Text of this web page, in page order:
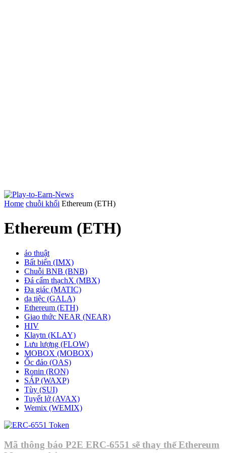
Home chuỗi khối Ethereum (ETH)
Ethereum (ETH)
ảo thuật
Bất biến (IMX)
Chuỗi BNB (BNB)
Đá cẩm thạchX (MBX)
Đa giác (MATIC)
dạ tiệc (GALA)
Ethereum (ETH)
Giao thức NEAR (NEAR)
HIV
Klaytn (KLAY)
Lưu lượng (FLOW)
MOBOX (MOBOX)
Ốc đảo (OAS)
Ronin (RON)
SÁP (WAXP)
Tùy (SUI)
Tuyết lở (AVAX)
Wemix (WEMIX)
Mã thông báo P2E ERC-6551 sẽ thay thế Ethereum